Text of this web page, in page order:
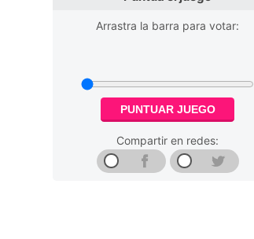
Arrastra la barra para votar:
PUNTUAR JUEGO
Compartir en redes: